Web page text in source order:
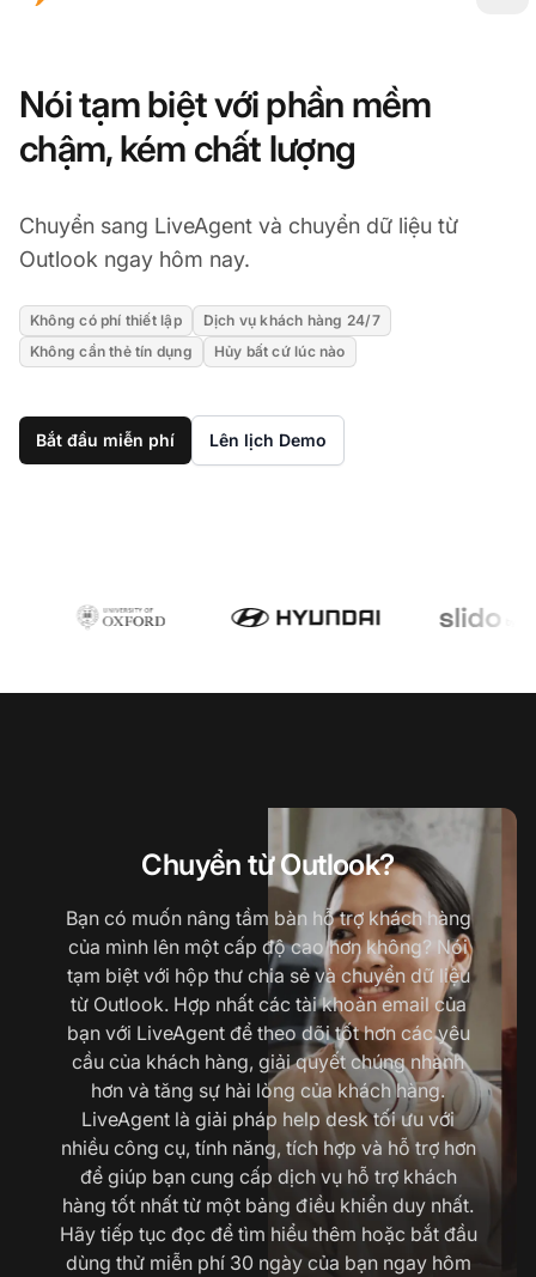
Nói tạm biệt với phần mềm
chậm, kém chất lượng
Chuyển sang LiveAgent và chuyển dữ liệu từ
Outlook ngay hôm nay.
Không có phí thiết lập
Dịch vụ khách hàng 24/7
Không cần thẻ tín dụng
Hủy bất cứ lúc nào
Bắt đầu miễn phí Lên lịch Demo
Chuyển từ Outlook?
Bạn có muốn nâng tầm bàn hỗ trợ khách hàng
của mình lên một cấp độ cao hơn không? Nói
tạm biệt với hộp thư chia sẻ và chuyển dữ liệu
từ Outlook. Hợp nhất các tài khoản email của
bạn với LiveAgent để theo dõi tốt hơn các yêu
cầu của khách hàng, giải quyết chúng nhanh
hơn và tăng sự hài lòng của khách hàng.
LiveAgent là giải pháp help desk tối ưu với
nhiều công cụ, tính năng, tích hợp và hỗ trợ hơn
để giúp bạn cung cấp dịch vụ hỗ trợ khách
hàng tốt nhất từ một bảng điều khiển duy nhất.
Hãy tiếp tục đọc để tìm hiểu thêm hoặc bắt đầu
dùng thử miễn phí 30 ngày của bạn ngay hôm